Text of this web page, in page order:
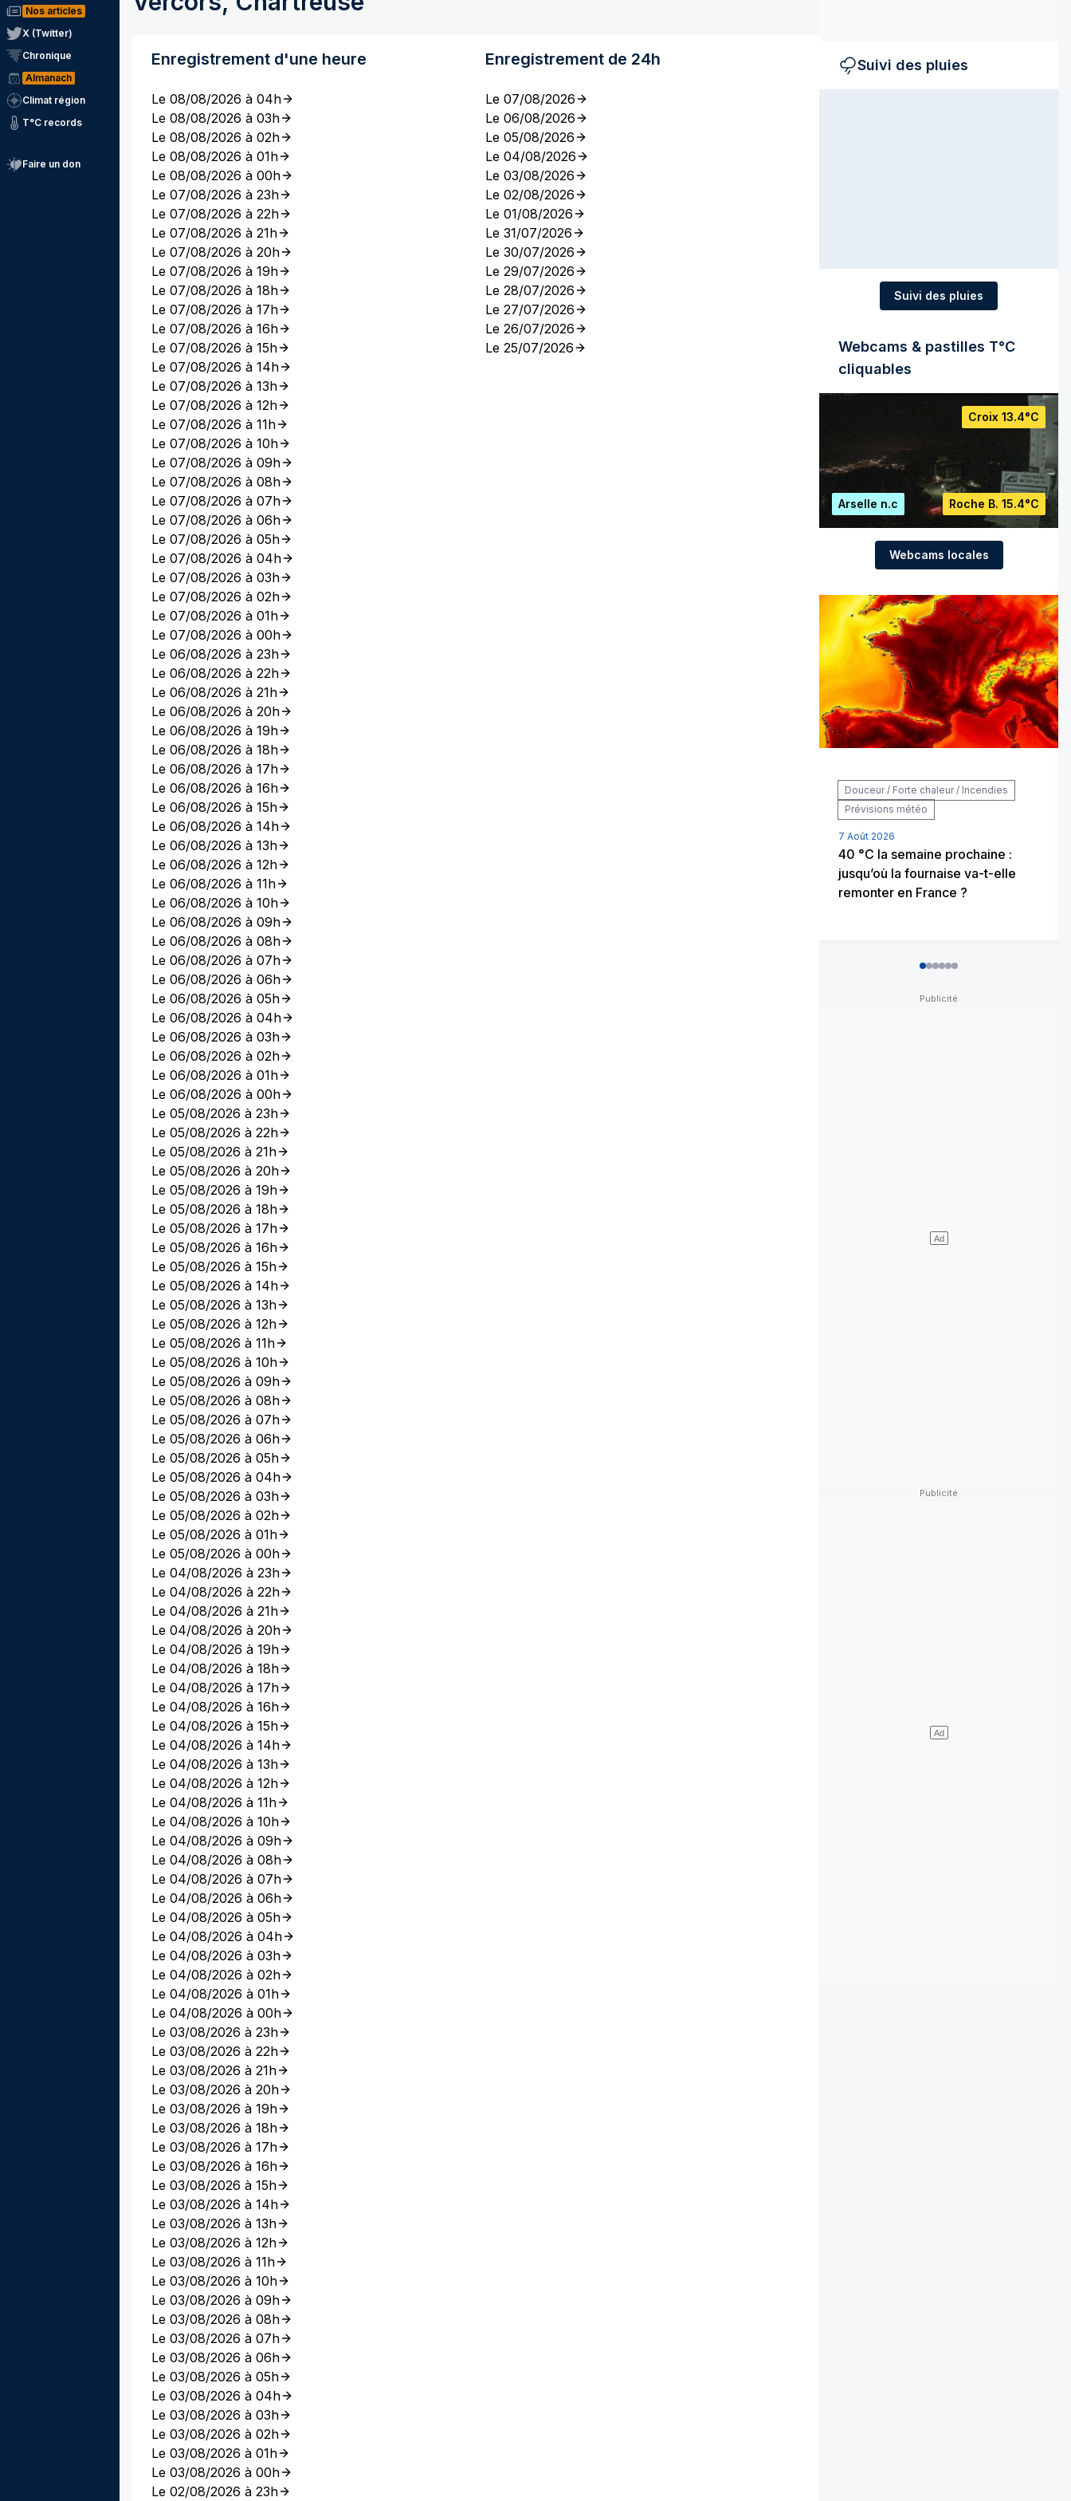
Nos articles
X (Twitter)
Chronique
Almanach
Climat région
T°C records
Faire un don
Enregistrement d'une heure
Le 08/08/2026 à 04h
Le 08/08/2026 à 03h
Le 08/08/2026 à 02h
Le 08/08/2026 à 01h
Le 08/08/2026 à 00h
Le 07/08/2026 à 23h
Le 07/08/2026 à 22h
Le 07/08/2026 à 21h
Le 07/08/2026 à 20h
Le 07/08/2026 à 19h
Le 07/08/2026 à 18h
Le 07/08/2026 à 17h
Le 07/08/2026 à 16h
Le 07/08/2026 à 15h
Le 07/08/2026 à 14h
Le 07/08/2026 à 13h
Le 07/08/2026 à 12h
Le 07/08/2026 à 11h
Le 07/08/2026 à 10h
Le 07/08/2026 à 09h
Le 07/08/2026 à 08h
Le 07/08/2026 à 07h
Le 07/08/2026 à 06h
Le 07/08/2026 à 05h
Le 07/08/2026 à 04h
Le 07/08/2026 à 03h
Le 07/08/2026 à 02h
Le 07/08/2026 à 01h
Le 07/08/2026 à 00h
Le 06/08/2026 à 23h
Le 06/08/2026 à 22h
Le 06/08/2026 à 21h
Le 06/08/2026 à 20h
Le 06/08/2026 à 19h
Le 06/08/2026 à 18h
Le 06/08/2026 à 17h
Le 06/08/2026 à 16h
Le 06/08/2026 à 15h
Le 06/08/2026 à 14h
Le 06/08/2026 à 13h
Le 06/08/2026 à 12h
Le 06/08/2026 à 11h
Le 06/08/2026 à 10h
Le 06/08/2026 à 09h
Le 06/08/2026 à 08h
Le 06/08/2026 à 07h
Le 06/08/2026 à 06h
Le 06/08/2026 à 05h
Le 06/08/2026 à 04h
Le 06/08/2026 à 03h
Le 06/08/2026 à 02h
Le 06/08/2026 à 01h
Le 06/08/2026 à 00h
Le 05/08/2026 à 23h
Le 05/08/2026 à 22h
Le 05/08/2026 à 21h
Le 05/08/2026 à 20h
Le 05/08/2026 à 19h
Le 05/08/2026 à 18h
Le 05/08/2026 à 17h
Le 05/08/2026 à 16h
Le 05/08/2026 à 15h
Le 05/08/2026 à 14h
Le 05/08/2026 à 13h
Le 05/08/2026 à 12h
Le 05/08/2026 à 11h
Le 05/08/2026 à 10h
Le 05/08/2026 à 09h
Le 05/08/2026 à 08h
Le 05/08/2026 à 07h
Le 05/08/2026 à 06h
Le 05/08/2026 à 05h
Le 05/08/2026 à 04h
Le 05/08/2026 à 03h
Le 05/08/2026 à 02h
Le 05/08/2026 à 01h
Le 05/08/2026 à 00h
Le 04/08/2026 à 23h
Le 04/08/2026 à 22h
Le 04/08/2026 à 21h
Le 04/08/2026 à 20h
Le 04/08/2026 à 19h
Le 04/08/2026 à 18h
Le 04/08/2026 à 17h
Le 04/08/2026 à 16h
Le 04/08/2026 à 15h
Le 04/08/2026 à 14h
Le 04/08/2026 à 13h
Le 04/08/2026 à 12h
Le 04/08/2026 à 11h
Le 04/08/2026 à 10h
Le 04/08/2026 à 09h
Le 04/08/2026 à 08h
Le 04/08/2026 à 07h
Le 04/08/2026 à 06h
Le 04/08/2026 à 05h
Le 04/08/2026 à 04h
Le 04/08/2026 à 03h
Le 04/08/2026 à 02h
Le 04/08/2026 à 01h
Le 04/08/2026 à 00h
Le 03/08/2026 à 23h
Le 03/08/2026 à 22h
Le 03/08/2026 à 21h
Le 03/08/2026 à 20h
Le 03/08/2026 à 19h
Le 03/08/2026 à 18h
Le 03/08/2026 à 17h
Le 03/08/2026 à 16h
Le 03/08/2026 à 15h
Le 03/08/2026 à 14h
Le 03/08/2026 à 13h
Le 03/08/2026 à 12h
Le 03/08/2026 à 11h
Le 03/08/2026 à 10h
Le 03/08/2026 à 09h
Le 03/08/2026 à 08h
Le 03/08/2026 à 07h
Le 03/08/2026 à 06h
Le 03/08/2026 à 05h
Le 03/08/2026 à 04h
Le 03/08/2026 à 03h
Le 03/08/2026 à 02h
Le 03/08/2026 à 01h
Le 03/08/2026 à 00h
Le 02/08/2026 à 23h
Enregistrement de 24h
Le 07/08/2026
Le 06/08/2026
Le 05/08/2026
Le 04/08/2026
Le 03/08/2026
Le 02/08/2026
Le 01/08/2026
Le 31/07/2026
Le 30/07/2026
Le 29/07/2026
Le 28/07/2026
Le 27/07/2026
Le 26/07/2026
Le 25/07/2026
Suivi des pluies
Suivi des pluies
Webcams & pastilles T°C
cliquables
Croix 13.4°C
Arselle n.c Roche B. 15.4°C
Webcams locales
Douceur / Forte chaleur / Incendies
Prévisions météo
7 Août 2026
40 °C la semaine prochaine :
jusqu’où la fournaise va-t-elle
remonter en France ?
012345